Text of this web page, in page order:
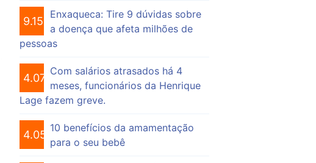
9.153
Enxaqueca: Tire 9 dúvidas sobre
a doença que afeta milhões de
pessoas
4.074
Com salários atrasados há 4
meses, funcionários da Henrique
Lage fazem greve.
4.055
10 benefícios da amamentação
para o seu bebê